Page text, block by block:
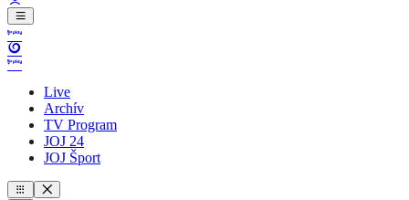
Live
Archív
TV Program
JOJ 24
JOJ Šport